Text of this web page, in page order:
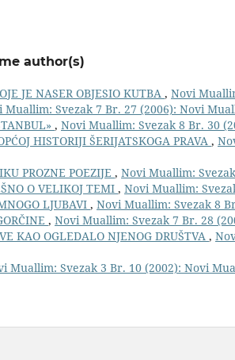
author(s)
JE NASER OBJESIO KUTBA , Novi
Muallim: Svezak 7 Br. 27 (2006): Novi
, Novi Muallim: Svezak 8 Br. 30
HISTORIJI ŠERIJATSKOGA PRAVA ,
PROZNE POEZIJE , Novi Muallim:
O VELIKOJ TEMI , Novi Muallim:
LJUBAVI , Novi Muallim: Svezak 8
, Novi Muallim: Svezak 7 Br. 28
KAO OGLEDALO NJENOG DRUŠTVA ,
Muallim: Svezak 3 Br. 10 (2002): Novi